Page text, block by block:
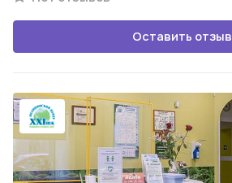
Оставить отзыв